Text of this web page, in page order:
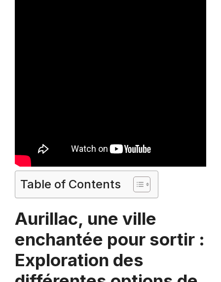
Table of Contents
Aurillac, une ville
enchantée pour sortir :
Exploration des